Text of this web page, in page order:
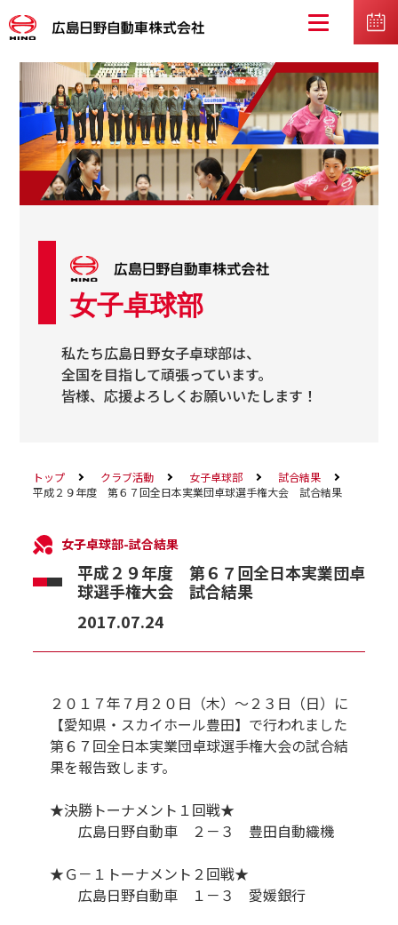
女子卓球部
私たち広島日野女子卓球部は、
全国を目指して頑張っています。
皆様、応援よろしくお願いいたします！
トップ クラブ活動 女子卓球部
試合結果
平成２９年度 第６７回全日本実業団卓球選手権大会 試合結果
女子卓球部-試合結果
平成２９年度 第６７回全日本実業団卓
球選手権大会 試合結果
2017.07.24
２０１７年７月２０日（木）～２３日（日）に
【愛知県・スカイホール豊田】で行われました
第６７回全日本実業団卓球選手権大会の試合結
果を報告致します。
★決勝トーナメント１回戦★
広島日野自動車 ２－３ 豊田自動織機
★Ｇ－１トーナメント２回戦★
広島日野自動車 １－３ 愛媛銀行